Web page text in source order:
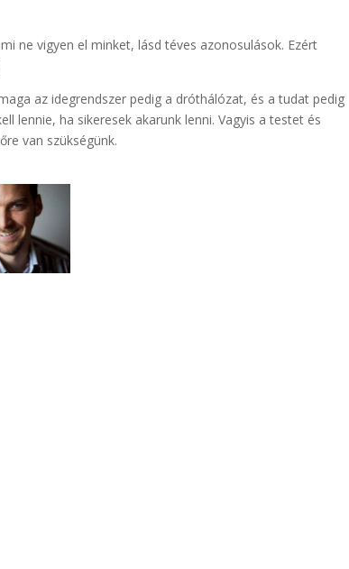
ne vigyen el minket, lásd téves azonosulások. Ezért
az idegrendszer pedig a dróthálózat, és a tudat pedig
lennie, ha sikeresek akarunk lenni. Vagyis a testet és
van szükségünk.